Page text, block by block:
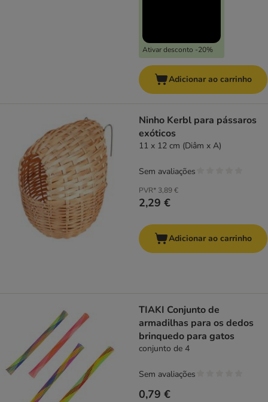
Ativar desconto -20%
Adicionar ao carrinho
Ninho Kerbl para pássaros
exóticos
11 x 12 cm (Diâm x A)
PVR* 3,89 €
2,29 €
Sem avaliações
Adicionar ao carrinho
TIAKI Conjunto de
armadilhas para os dedos
brinquedo para gatos
conjunto de 4
0,79 €
Sem avaliações